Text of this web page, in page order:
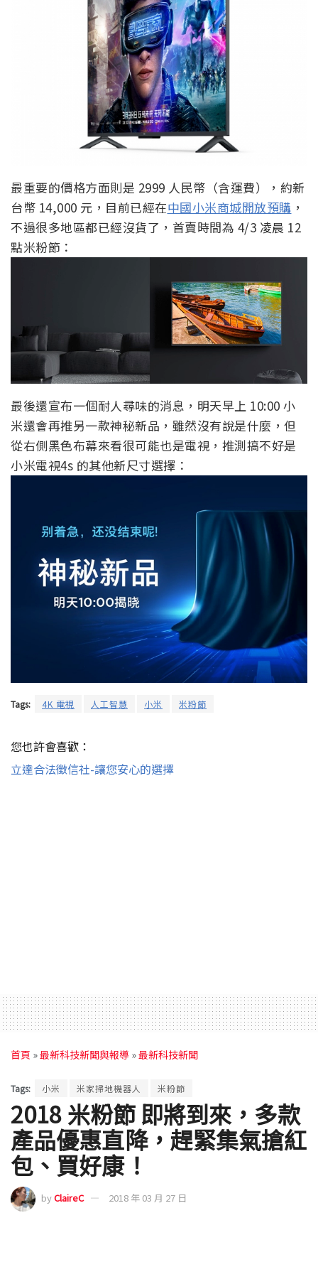
最重要的價格方面則是 2999 人民幣（含運費），約新
台幣 14,000 元，目前已經在中國小米商城開放預購 ，
不過很多地區都已經沒貨了，首賣時間為 4/3 凌晨 12
點米粉節：
最後還宣布一個耐人尋味的消息，明天早上 10:00 小
米還會再推另一款神秘新品，雖然沒有說是什麼，但
從右側黑色布幕來看很可能也是電視，推測搞不好是
小米電視4s 的其他新尺寸選擇：
Tags: 4K 電視 人工智慧 小米 米粉節
您也許會喜歡：
立達合法徵信社-讓您安心的選擇
首頁 »最新科技新聞與報導 »最新科技新聞
Tags: 小米 米家掃地機器人 米粉節
2018 米粉節 即將到來，多款
產品優惠直降，趕緊集氣搶紅
包、買好康！
byClaireC 2018 年 03 月 27 日